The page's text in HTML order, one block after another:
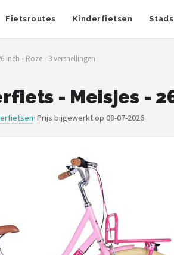
Fietsroutes Kinderfietsen
inch - Roze - 3 versnellingen
- Meisjes -
· Prijs bijgewerkt op 08-07-2026